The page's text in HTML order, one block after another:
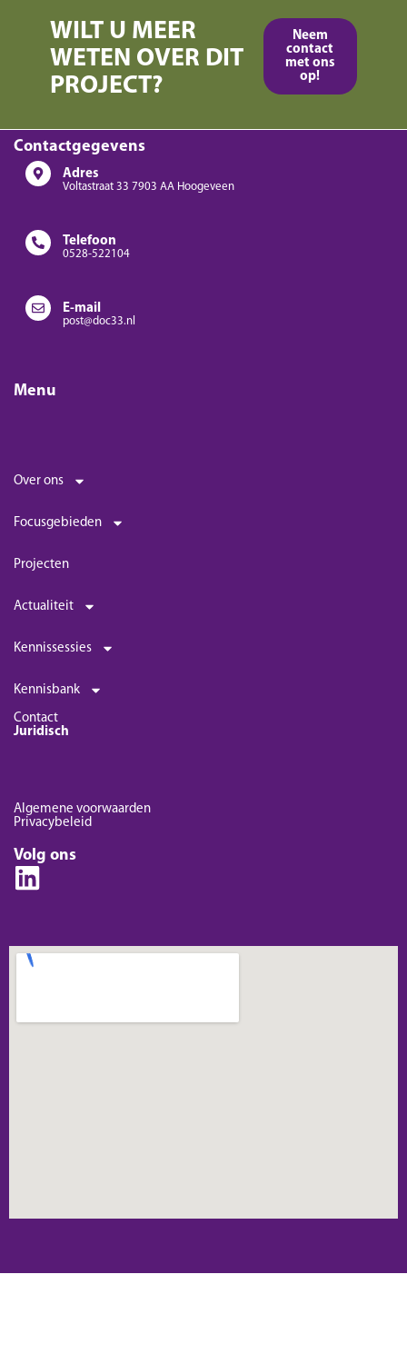
WILT U MEER
WETEN OVER DIT
PROJECT?
Neem
contact
met ons
op!
Contactgegevens
Adres
Voltastraat 33 7903 AA Hoogeveen
Telefoon
0528-522104
E-mail
post@doc33.nl
Menu
Over ons
Focusgebieden
Projecten
Actualiteit
Kennissessies
Kennisbank
Contact
Juridisch
Algemene voorwaarden
Privacybeleid
Volg ons